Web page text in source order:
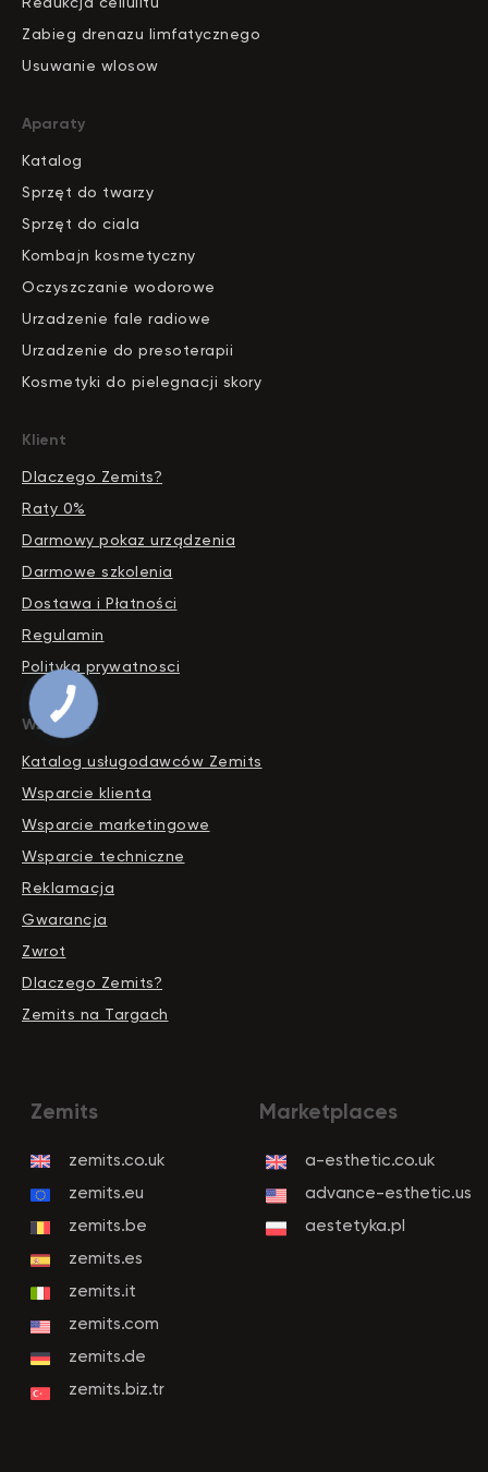
Zabieg drenazu limfatycznego
Usuwanie wlosow
Aparaty
Katalog
Sprzęt do twarzy
Sprzęt do ciala
Kombajn kosmetyczny
Oczyszczanie wodorowe
Urzadzenie fale radiowe
Urzadzenie do presoterapii
Kosmetyki do pielegnacji skory
Klient
Dlaczego Zemits?
Raty 0%
Darmowy pokaz urządzenia
Darmowe szkolenia
Dostawa i Płatności
Regulamin
Polityka prywatnosci
Wsparcie
Katalog usługodawców Zemits
Wsparcie klienta
Wsparcie marketingowe
Wsparcie techniczne
Reklamacja
Gwarancja
Zwrot
Dlaczego Zemits?
Zemits na Targach
PRZYCISK
KONTAKTU